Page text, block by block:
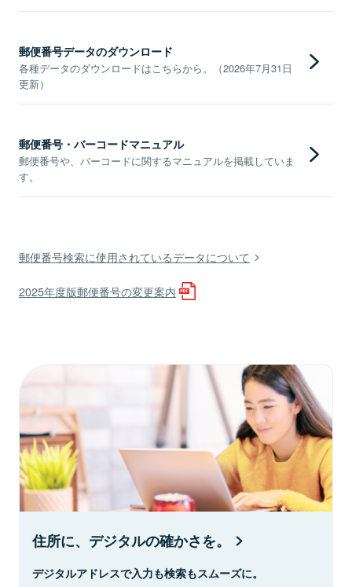
郵便番号データのダウンロード
各種データのダウンロードはこちらから。（2026年7月31日
更新）
郵便番号・バーコードマニュアル
郵便番号や、バーコードに関するマニュアルを掲載していま
す。
郵便番号検索に使用されているデータについて
2025年度版郵便番号の変更案内
住所に、デジタルの確かさを。
デジタルアドレスで入力も検索もスムーズに。